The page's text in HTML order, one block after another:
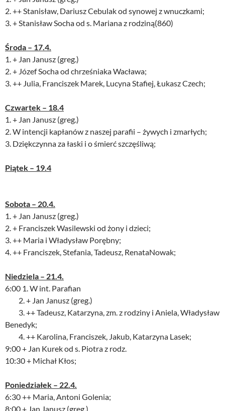
2. ++ Stanisław, Dariusz Cebulak od synowej z wnuczkami;
3. + Stanisław Socha od s. Mariana z rodziną(860)
Środa – 17.4.
1. + Jan Janusz (greg.)
2. + Józef Socha od chrześniaka Wacława;
3. ++ Julia, Franciszek Marek, Lucyna Stafiej, Łukasz Czech;
Czwartek – 18.4
1. + Jan Janusz (greg.)
2. W intencji kapłanów z naszej parafii – żywych i zmarłych;
3. Dziękczynna za łaski i o śmierć szczęśliwą;
Piątek – 19.4
Sobota – 20.4.
1. + Jan Janusz (greg.)
2. + Franciszek Wasilewski od żony i dzieci;
3. ++ Maria i Władysław Porębny;
4. ++ Franciszek, Stefania, Tadeusz, RenataNowak;
Niedziela – 21.4.
6:00 1. W int. Parafian
2. + Jan Janusz (greg.)
3. ++ Tadeusz, Katarzyna, zm. z rodziny i Aniela, Władysław
Benedyk;
4. ++ Karolina, Franciszek, Jakub, Katarzyna Lasek;
9:00 + Jan Kurek od s. Piotra z rodz.
10:30 + Michał Kłos;
Poniedziałek – 22.4.
6:30 ++ Maria, Antoni Golenia;
8:00 + Jan Janusz (greg.)